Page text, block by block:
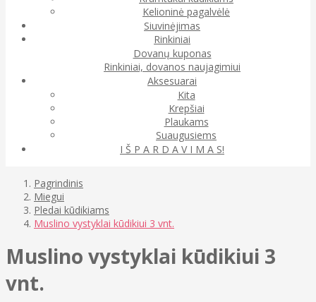
Kelioninė pagalvėlė
Siuvinėjimas
Rinkiniai
Dovanų kuponas
Rinkiniai, dovanos naujagimiui
Aksesuarai
Kita
Krepšiai
Plaukams
Suaugusiems
I Š P A R D A V I M A S!
Pagrindinis
Miegui
Pledai kūdikiams
Muslino vystyklai kūdikiui 3 vnt.
Muslino vystyklai kūdikiui 3
vnt.